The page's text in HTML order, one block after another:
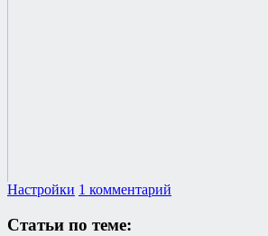
Настройки 1 комментарий
Статьи по теме: